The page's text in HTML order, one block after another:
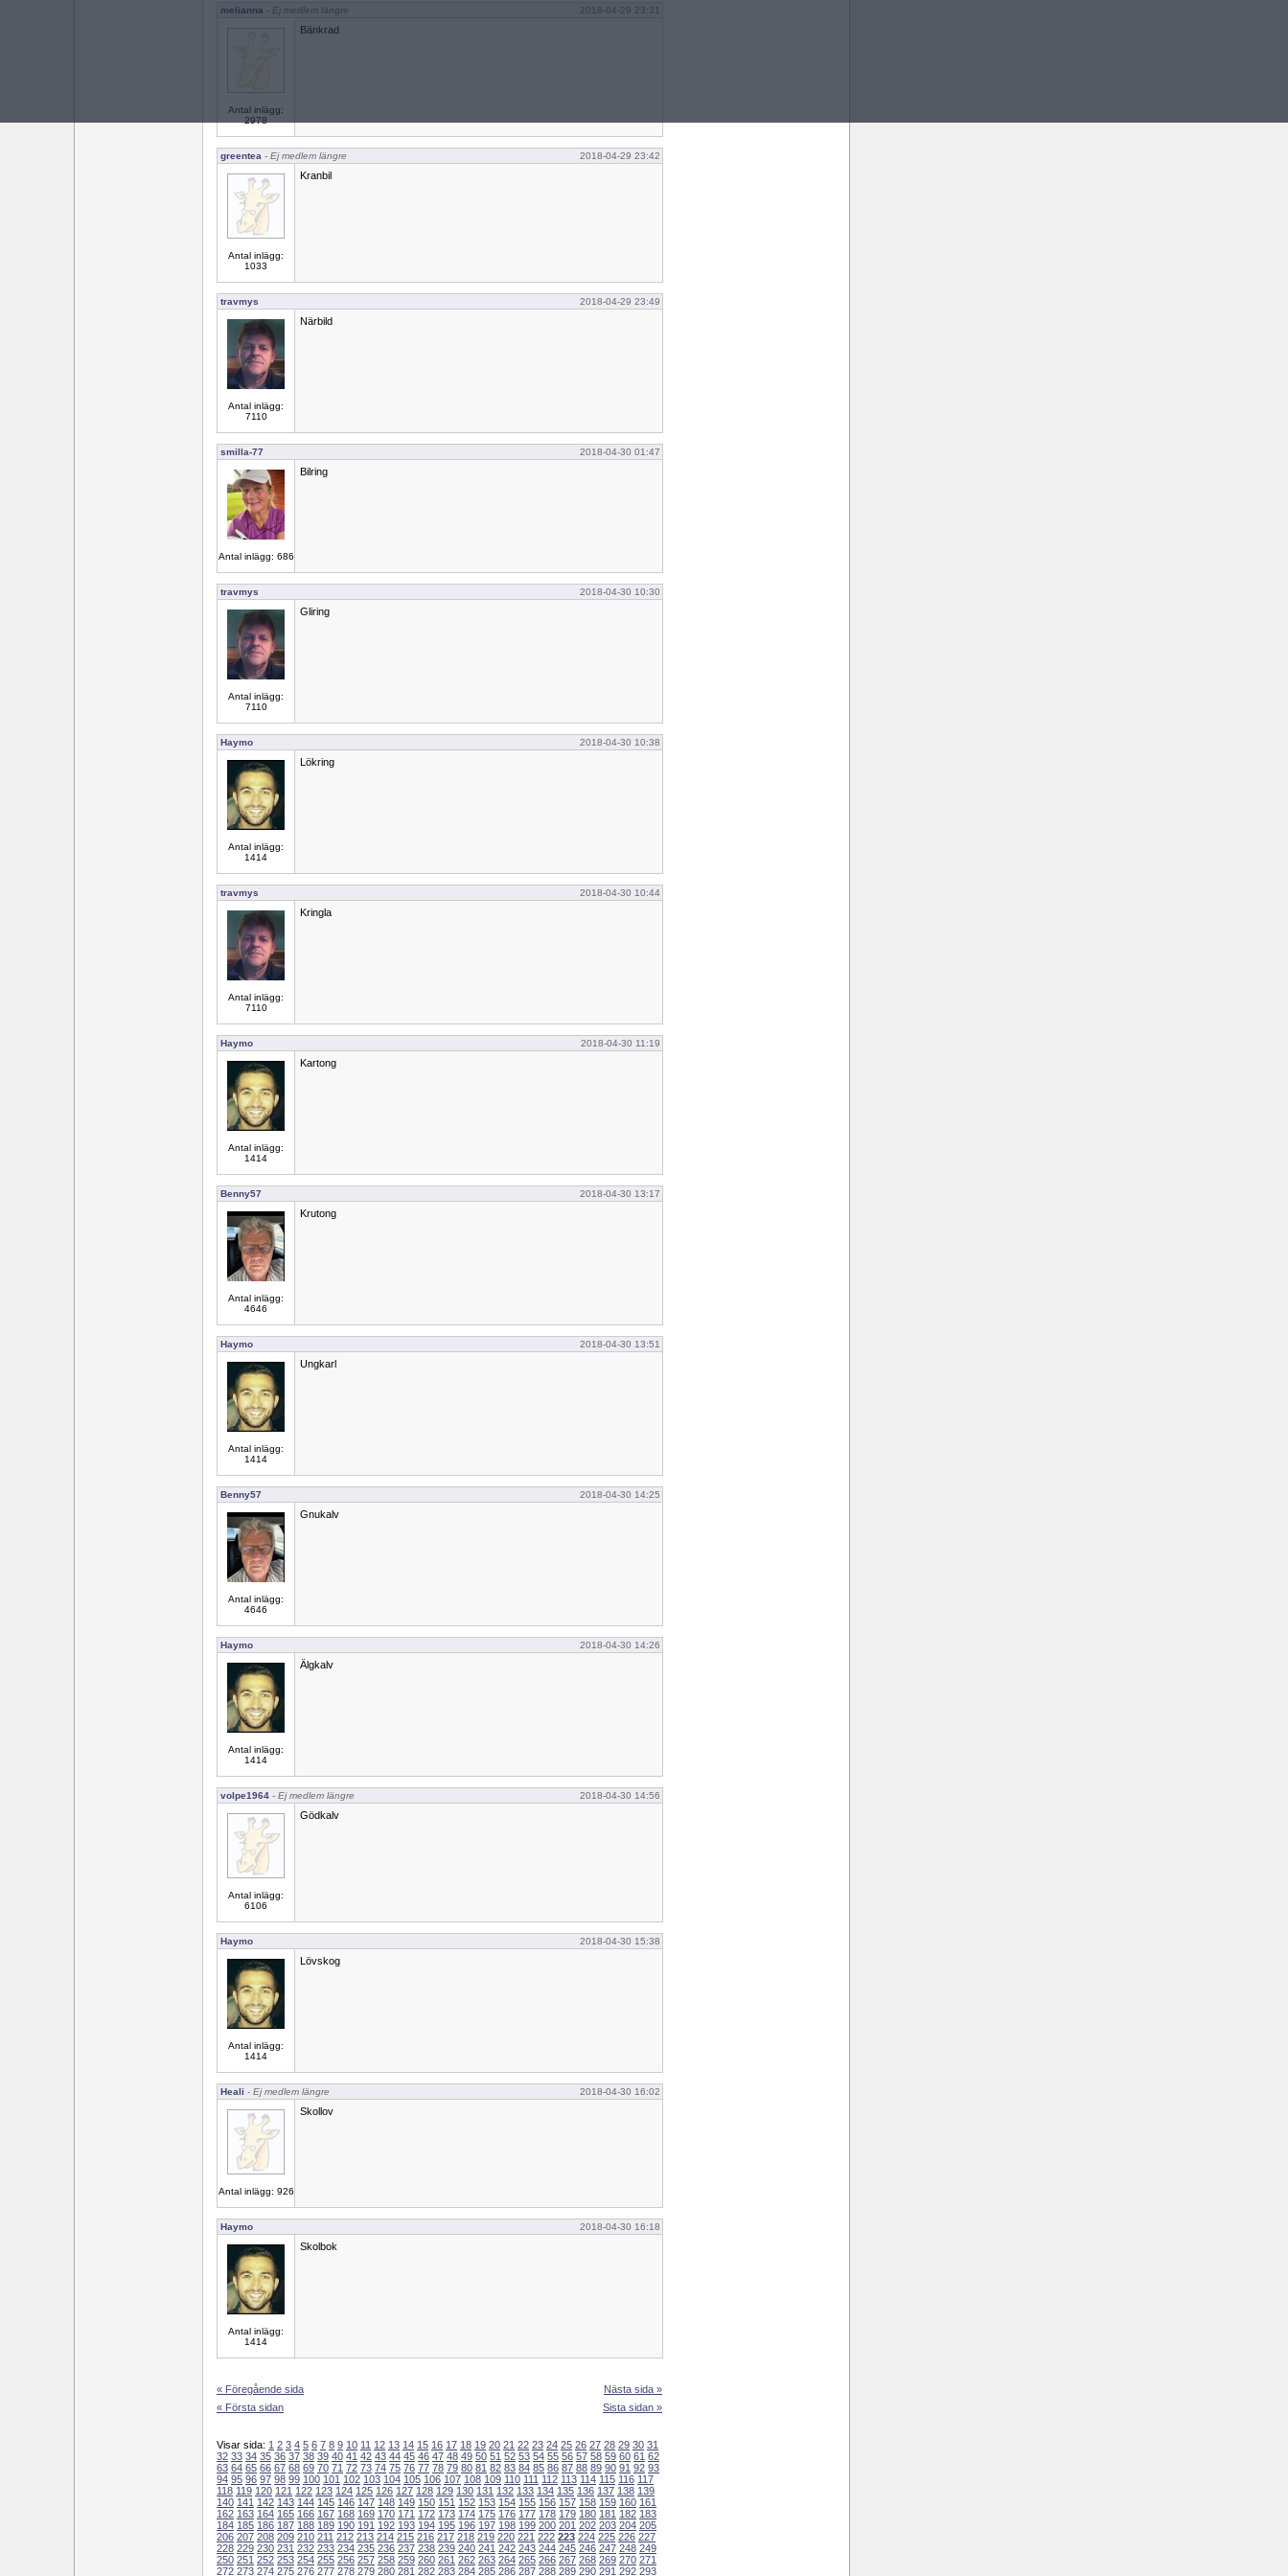
melianna - Ej medlem längre 2018-04-29 23:31
Antal inlägg:
2978
Bänkrad
greentea - Ej medlem längre 2018-04-29 23:42
Antal inlägg:
1033
Kranbil
travmys 2018-04-29 23:49
Antal inlägg:
7110
Närbild
smilla-77 2018-04-30 01:47
Antal inlägg: 686
Bilring
travmys 2018-04-30 10:30
Antal inlägg:
7110
Gliring
Haymo 2018-04-30 10:38
Antal inlägg:
1414
Lökring
travmys 2018-04-30 10:44
Antal inlägg:
7110
Kringla
Haymo 2018-04-30 11:19
Antal inlägg:
1414
Kartong
Benny57 2018-04-30 13:17
Antal inlägg:
4646
Krutong
Haymo 2018-04-30 13:51
Antal inlägg:
1414
Ungkarl
Benny57 2018-04-30 14:25
Antal inlägg:
4646
Gnukalv
Haymo 2018-04-30 14:26
Antal inlägg:
1414
Älgkalv
volpe1964 - Ej medlem längre 2018-04-30 14:56
Antal inlägg:
6106
Gödkalv
Haymo 2018-04-30 15:38
Antal inlägg:
1414
Lövskog
Heali - Ej medlem längre 2018-04-30 16:02
Antal inlägg: 926
Skollov
Haymo 2018-04-30 16:18
Antal inlägg:
1414
Skolbok
« Föregående sida
« Första sidan
Nästa sida »
Sista sidan »
Visar sida: 1 2 3 4 5 6 7 8 9 10 11 12 13 14 15 16 17 18 19 20 21 22 23 24 25 26 27 28 29 30 31
32 33 34 35 36 37 38 39 40 41 42 43 44 45 46 47 48 49 50 51 52 53 54 55 56 57 58 59 60 61 62
63 64 65 66 67 68 69 70 71 72 73 74 75 76 77 78 79 80 81 82 83 84 85 86 87 88 89 90 91 92 93
94 95 96 97 98 99 100 101 102 103 104 105 106 107 108 109 110 111 112 113 114 115 116 117
118 119 120 121 122 123 124 125 126 127 128 129 130 131 132 133 134 135 136 137 138 139
140 141 142 143 144 145 146 147 148 149 150 151 152 153 154 155 156 157 158 159 160 161
162 163 164 165 166 167 168 169 170 171 172 173 174 175 176 177 178 179 180 181 182 183
184 185 186 187 188 189 190 191 192 193 194 195 196 197 198 199 200 201 202 203 204 205
206 207 208 209 210 211 212 213 214 215 216 217 218 219 220 221 222 223 224 225 226 227
228 229 230 231 232 233 234 235 236 237 238 239 240 241 242 243 244 245 246 247 248 249
250 251 252 253 254 255 256 257 258 259 260 261 262 263 264 265 266 267 268 269 270 271
272 273 274 275 276 277 278 279 280 281 282 283 284 285 286 287 288 289 290 291 292 293